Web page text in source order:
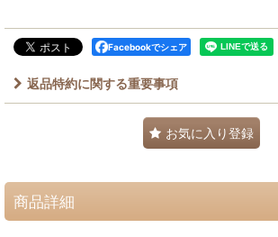
Facebookでシェア
返品特約に関する重要事項
お気に入り登録
商品詳細